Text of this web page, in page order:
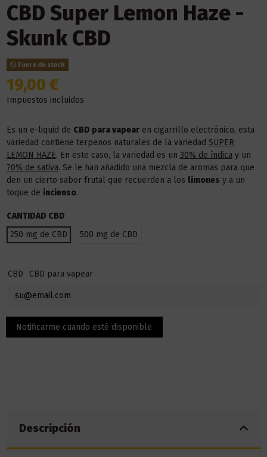
CBD Super Lemon Haze -
Skunk CBD
Fuera de stock
19,00 €
Impuestos incluidos
Es un e-liquid de CBD para vapearen cigarrillo electrónico, esta
variedad contiene terpenos naturales de la variedad SUPER
LEMON HAZE. En este caso, la variedad es un 30% de índicay un
70% de sativa. Se le han añadido una mezcla de aromas para que
den un cierto sabor frutal que recuerden a los limones y a un
toque de incienso.
CANTIDAD CBD
250 mg de CBD
500 mg de CBD
CBD CBD para vapear
Descripción